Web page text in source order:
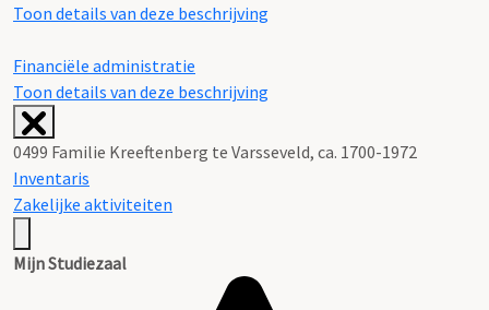
Toon details van deze beschrijving
Financiële administratie
Toon details van deze beschrijving
0499 Familie Kreeftenberg te Varsseveld, ca. 1700-1972
Inventaris
Zakelijke aktiviteiten
Mijn Studiezaal